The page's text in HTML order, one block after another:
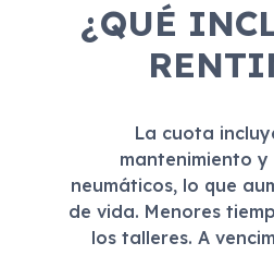
¿QUÉ
La cuota
mantenimiento y
neumáticos, lo que
de vida. Menores
los talleres. A